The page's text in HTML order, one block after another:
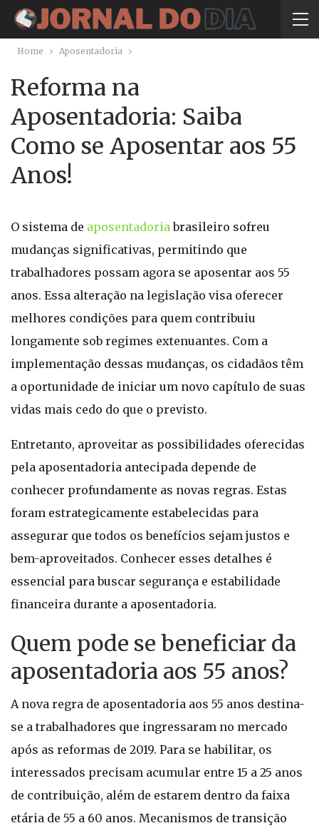
Home Aposentadoria
Reforma na
Aposentadoria: Saiba
Como se Aposentar aos 55
Anos!
O sistema de aposentadoriabrasileiro sofreu
mudanças significativas, permitindo que
trabalhadores possam agora se aposentar aos 55
anos. Essa alteração na legislação visa oferecer
melhores condições para quem contribuiu
longamente sob regimes extenuantes. Com a
implementação dessas mudanças, os cidadãos têm
a oportunidade de iniciar um novo capítulo de suas
vidas mais cedo do que o previsto.
Entretanto, aproveitar as possibilidades oferecidas
pela aposentadoria antecipada depende de
conhecer profundamente as novas regras. Estas
foram estrategicamente estabelecidas para
assegurar que todos os benefícios sejam justos e
bem-aproveitados. Conhecer esses detalhes é
essencial para buscar segurança e estabilidade
financeira durante a aposentadoria.
Quem pode se beneficiar da
aposentadoria aos 55 anos?
A nova regra de aposentadoria aos 55 anos destina-
se a trabalhadores que ingressaram no mercado
após as reformas de 2019. Para se habilitar, os
interessados precisam acumular entre 15 a 25 anos
de contribuição, além de estarem dentro da faixa
etária de 55 a 60 anos. Mecanismos de transição